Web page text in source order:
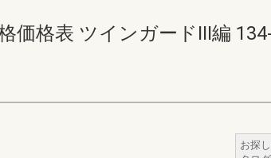
価格表 ツインガードIII編
お探